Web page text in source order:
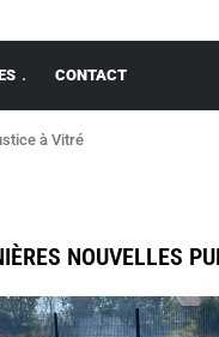
CONTACT
à Vitré
NOUVELLES